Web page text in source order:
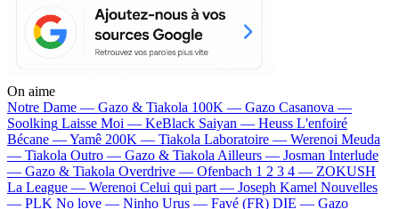
On aime
Notre Dame — Gazo & Tiakola 100K — Gazo Casanova —
Soolking Laisse Moi — KeBlack Saiyan — Heuss L'enfoiré
Bécane —Yamê 200K — Tiakola Laboratoire — Werenoi Meuda
— Tiakola Outro — Gazo & Tiakola Ailleurs — Josman Interlude
— Gazo & Tiakola Overdrive — Ofenbach 1 2 3 4 — ZOKUSH
La League — Werenoi Celui qui part — Joseph Kamel Nouvelles
— PLK No love — Ninho Urus — Favé (FR) DIE — Gazo